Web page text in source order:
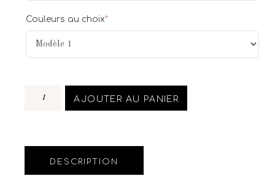
Couleurs au choix*
AJOUTER AU PANIER
DESCRIPTION